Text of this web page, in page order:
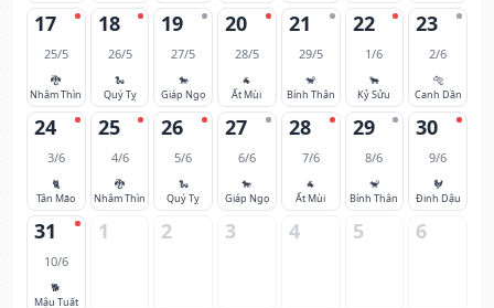
17
25/5
🐉
Nhâm Thìn
18
26/5
🐍
Quý Tỵ
19
27/5
🐎
Giáp Ngọ
20
28/5
🐐
Ất Mùi
21
29/5
🐒
Bính Thân
22
1/6
🐂
Kỷ Sửu
23
2/6
🐅
Canh Dần
24
3/6
🐈
Tân Mão
25
4/6
🐉
Nhâm Thìn
26
5/6
🐍
Quý Tỵ
27
6/6
🐎
Giáp Ngọ
28
7/6
🐐
Ất Mùi
29
8/6
🐒
Bính Thân
30
9/6
🐓
Đinh Dậu
31
10/6
🐕
Mậu Tuất
1 2 3 4 5 6